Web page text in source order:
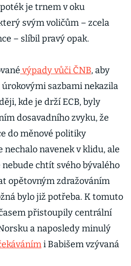
je trnem v oku
svým voličům – zcela
– slíbil pravý opak.
výpady vůči ČNB, aby
sazbami nekazila
kde je drží ECB, byly
dosavadního zvyku, že
do měnové politiky
nechalo navenek v klidu, ale
chtít svého bývalého
opětovným zdražováním
bylo již potřeba. K tomuto
přistoupily centrální
a naposledy minulý
i Babišem vzývaná